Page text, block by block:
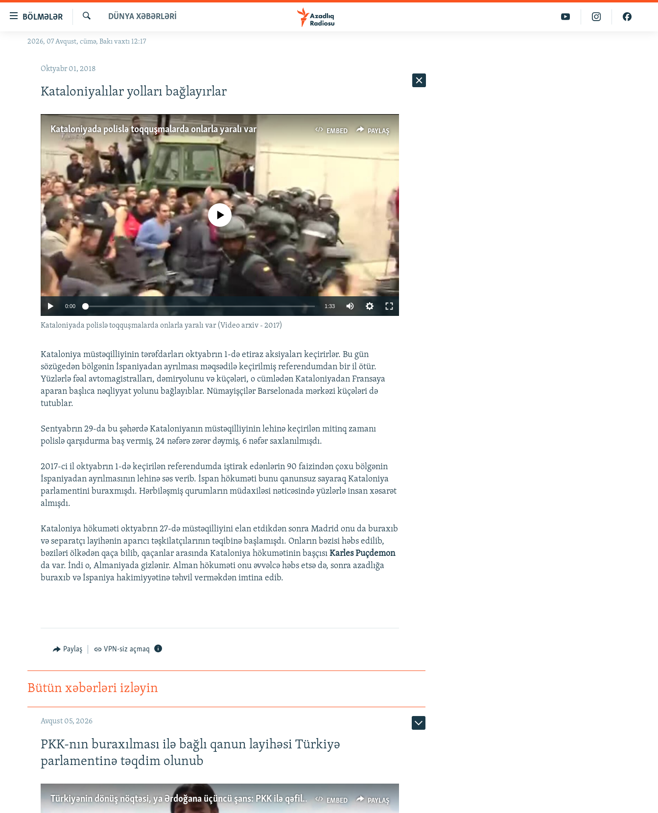
naviqasiyaya
BÖLMƏLƏR
GÜNDƏM
#ƏSLINDƏ
FƏRQƏ BAX
QANUNI DOĞRU
ARAŞDIRMA
MULTIMEDIA
FOTOQALEREYA
İNFOQRAFIKA
KARIKATURA
RADIO ARXIV
OXU ZALI
AZƏRBAYCAN ƏDƏBIYYATI KITABXANASI
İSLAM VƏ DEMOKRATIYA
İZ - MƏDƏNIYYƏT PROQRAMI
HAQQIMIZDA
MISSIYAMIZ
PEŞƏ ETIKASI VƏ JURNALISTIKA
STANDARTLARIMIZ
MATERIALLARIMIZDAN ISTIFADƏ
AZADLIQRADIOSU MOBIL TELEFONUNUZDA
BIZIMLƏ ƏLAQƏ
Axtar
DÜNYA XƏBƏRLƏRI
2026, 07 Avqust, cümə, Bakı vaxtı 12:17
Oktyabr 01, 2018
Kataloniyalılar yolları bağlayırlar
EMBED PAYLAŞ
Kataloniyada polislə toqquşmalarda onlarla yaralı var
No media source currently available
0:00 1:33
Kataloniyada polislə toqquşmalarda onlarla yaralı var (Video arxiv - 2017)
Kataloniya müstəqilliyinin tərəfdarları oktyabrın 1-də etiraz aksiyaları keçirirlər. Bu gün
sözügedən bölgənin İspaniyadan ayrılması məqsədilə keçirilmiş referendumdan bir il ötür.
Yüzlərlə fəal avtomagistralları, dəmiryolunu və küçələri, o cümlədən Kataloniyadan Fransaya
aparan başlıca nəqliyyat yolunu bağlayıblar. Nümayişçilər Barselonada mərkəzi küçələri də
tutublar.
Sentyabrın 29-da bu şəhərdə Kataloniyanın müstəqilliyinin lehinə keçirilən mitinq zamanı
polislə qarşıdurma baş vermiş, 24 nəfərə zərər dəymiş, 6 nəfər saxlanılmışdı.
2017-ci il oktyabrın 1-də keçirilən referendumda iştirak edənlərin 90 faizindən çoxu bölgənin
İspaniyadan ayrılmasının lehinə səs verib. İspan hökuməti bunu qanunsuz sayaraq Kataloniya
parlamentini buraxmışdı. Hərbiləşmiş qurumların müdaxiləsi nəticəsində yüzlərlə insan xəsarət
almışdı.
Kataloniya hökuməti oktyabrın 27-də müstəqilliyini elan etdikdən sonra Madrid onu da buraxıb
və separatçı layihənin aparıcı təşkilatçılarının təqibinə başlamışdı. Onların bəzisi həbs edilib,
bəziləri ölkədən qaça bilib, qaçanlar arasında Kataloniya hökumətinin başçısı Karles Puçdemon
da var. İndi o, Almaniyada gizlənir. Alman hökuməti onu əvvəlcə həbs etsə də, sonra azadlığa
buraxıb və İspaniya hakimiyyətinə təhvil verməkdən imtina edib.
Paylaş VPN-siz açmaq
Bütün xəbərləri izləyin
Avqust 05, 2026
PKK-nın buraxılması ilə bağlı qanun layihəsi Türkiyə
parlamentinə təqdim olunub
EMBED PAYLAŞ
Türkiyənin dönüş nöqtəsi, ya Ərdoğana üçüncü şans: PKK ilə qəfil barışıq nə deməkdir?